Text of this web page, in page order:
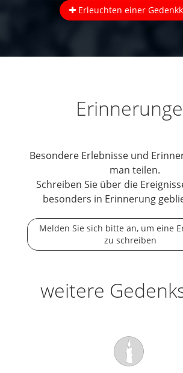
Erleuchten einer
Besondere Erlebnisse und
man teilen.
Schreiben Sie über die
besonders in Erinnerung
Melden Sie sich bitte an, um eine
zu schreiben
weitere